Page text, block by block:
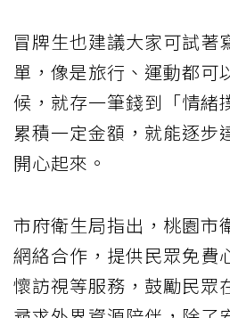
冒牌生也建議大家可試著
單，像是旅行、運動都可
候，就存一筆錢到「情緒
累積一定金額，就能逐步
開心起來。
市府衛生局指出，桃園市
網絡合作，提供民眾免費
懷訪視等服務，鼓勵民眾